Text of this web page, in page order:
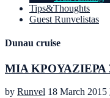
Tips&Thoughts
Guest Runvelistas
Dunau cruise
ΜΙΑ
by Runvel 18 March 2015